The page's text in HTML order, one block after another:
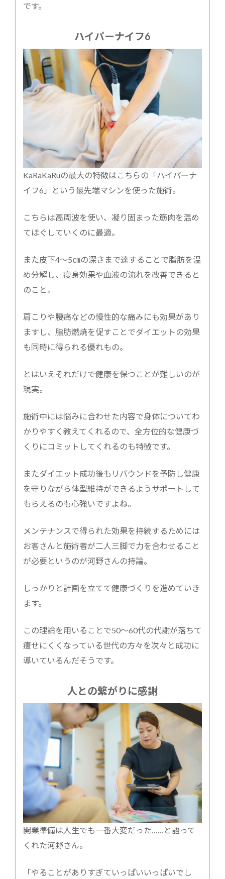
です。
ハイパーナイフ6
KaRaKaRuの最大の特徴はこちらの「ハイパーナ
イフ6」という最先端マシンを使った施術。
こちらは高周波を使い、凝り固まった筋肉を温め
てほぐしていくのに最適。
また皮下4〜5㎝の深さまで達することで脂肪を温
め分解し、痩身効果や血液の流れを改善できると
のこと。
肩こりや腰痛などの慢性的な痛みにも効果があり
ますし、脂肪燃焼を促すことでダイエットの効果
も同時に得られる優れもの。
とはいえそれだけで健康を保つことが難しいのが
現実。
施術中には悩みに合わせた内容で身体についてわ
かりやすく教えてくれるので、全方位的な健康づ
くりにコミットしてくれるのも特徴です。
またダイエット成功後もリバウンドを予防し健康
を守りながら体型維持ができるようサポートして
もらえるのも心強いですよね。
メンテナンスで得られた効果を持続するためには
お客さんと施術者が二人三脚で力を合わせること
が必要というのが河野さんの持論。
しっかりと計画を立てて健康づくりを進めていき
ます。
この理論を用いることで50〜60代の代謝が落ちて
痩せにくくなっている世代の方々を次々と成功に
導いているんだそうです。
人との繋がりに感謝
開業準備は人生でも一番大変だった……と語って
くれた河野さん。
「やることがありすぎていっぱいいっぱいでし